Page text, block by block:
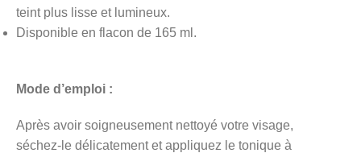
teint plus lisse et lumineux.
Disponible en flacon de 165 ml.
Mode d’emploi :
Après avoir soigneusement nettoyé votre visage,
séchez-le délicatement et appliquez le tonique à